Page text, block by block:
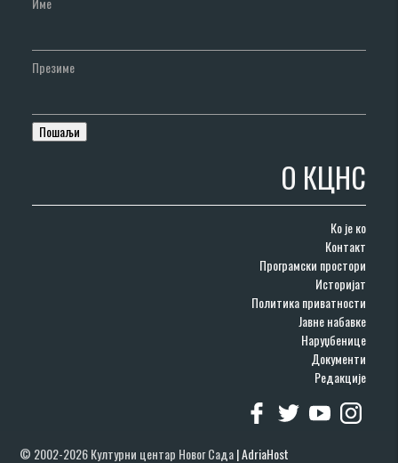
Презиме
О КЦНС
Ко је ко
Контакт
Програмски простори
Историјат
Политика приватности
Јавне набавке
Наруџбенице
Документи
Редакције
© 2002-2026 Културни центар Новог Сада|AdriaHost